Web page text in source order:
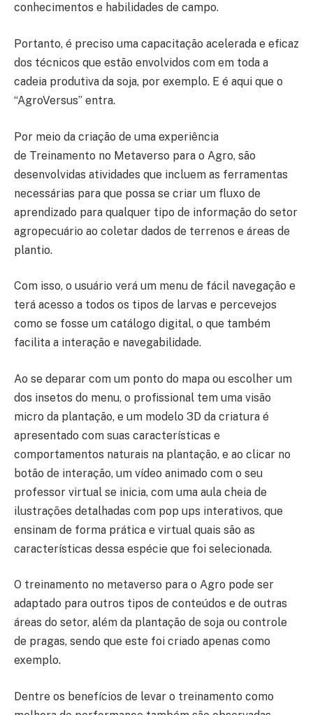
conhecimentos e habilidades de campo.
Portanto, é preciso uma capacitação acelerada e eficaz
dos técnicos que estão envolvidos com em toda a
cadeia produtiva da soja, por exemplo. E é aqui que o
“AgroVersus” entra.
Por meio da criação de uma experiência
de Treinamento no Metaverso para o Agro, são
desenvolvidas atividades que incluem as ferramentas
necessárias para que possa se criar um fluxo de
aprendizado para qualquer tipo de informação do setor
agropecuário ao coletar dados de terrenos e áreas de
plantio.
Com isso, o usuário verá um menu de fácil navegação e
terá acesso a todos os tipos de larvas e percevejos
como se fosse um catálogo digital, o que também
facilita a interação e navegabilidade.
Ao se deparar com um ponto do mapa ou escolher um
dos insetos do menu, o profissional tem uma visão
micro da plantação, e um modelo 3D da criatura é
apresentado com suas características e
comportamentos naturais na plantação, e ao clicar no
botão de interação, um vídeo animado com o seu
professor virtual se inicia, com uma aula cheia de
ilustrações detalhadas com pop ups interativos, que
ensinam de forma prática e virtual quais são as
características dessa espécie que foi selecionada.
O treinamento no metaverso para o Agro pode ser
adaptado para outros tipos de conteúdos e de outras
áreas do setor, além da plantação de soja ou controle
de pragas, sendo que este foi criado apenas como
exemplo.
Dentre os benefícios de levar o treinamento como